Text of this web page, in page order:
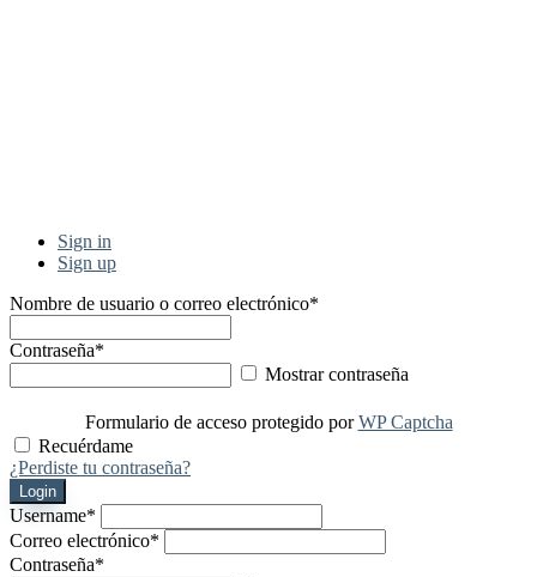
Sign in
Sign up
Nombre de usuario o correo electrónico*
Contraseña*
Mostrar contraseña
Formulario de acceso protegido porWP Captcha
Recuérdame
¿Perdiste tu contraseña?
Login
Username*
Correo electrónico*
Contraseña*